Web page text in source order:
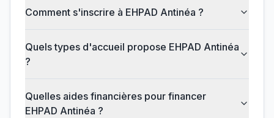
Comment s'inscrire à EHPAD Antinéa ?
Quels types d'accueil propose EHPAD Antinéa
?
Quelles aides financières pour financer
EHPAD Antinéa ?